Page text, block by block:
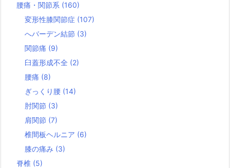
腰痛・関節系 (160)
変形性膝関節症 (107)
へバーデン結節 (3)
関節痛 (9)
臼蓋形成不全 (2)
腰痛 (8)
ぎっくり腰 (14)
肘関節 (3)
肩関節 (7)
椎間板ヘルニア (6)
膝の痛み (3)
脊椎 (5)